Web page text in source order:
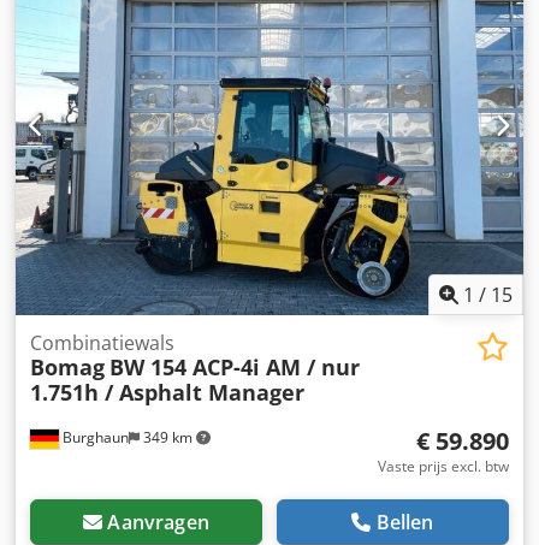
(tel. ) staat u graag te woord. Meer informatie vindt u op
onze website. Onder voorbehoud van fouten en
tussenverkoop! = Meer informatie = Dsdozq Tzyjpfx Afvsck
Neem contact op met Tobias Ebert voor meer informatie.
1 / 15
Burghaun 349 km
Combinatiewals
Bomag BW 154 ACP-4i AM / nur
1.751h / Asphalt Manager
€ 59.890
Vaste prijs excl. btw
Aanvragen Bellen